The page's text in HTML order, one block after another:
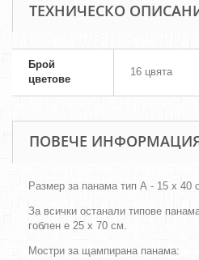
ТЕХНИЧЕСКО
Брой
цветове
16 цвята
ПОВЕЧЕ
Размер за панама тип А - 15 х 40
За всички останали типове
гоблен е 25 х 70 см.
Мостри за щампирана панама: